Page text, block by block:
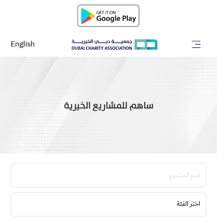
English
ساهم للمشاريع الخيرية